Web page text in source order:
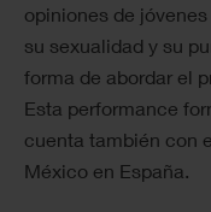
opiniones de
su sexualidad y su
forma de abordar el
Esta performance
cuenta también con
México en España.